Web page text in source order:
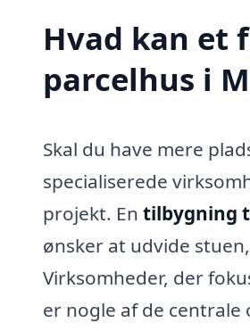
Hvad kan et
parcelhus i
Skal du have mere
specialiserede
projekt. En tilbygning
ønsker at udvide
Virksomheder, der
er nogle af de centrale